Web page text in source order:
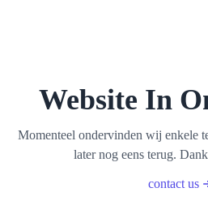
Website In
Momenteel ondervinden wij enkele
later nog eens terug.
contact us